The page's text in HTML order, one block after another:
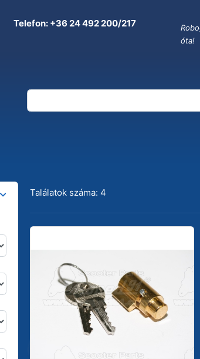
Telefon: +36 24 492 200/217
óta!
Találatok száma: 4